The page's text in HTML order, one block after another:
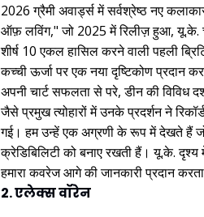
2026 ग्रैमी अवार्ड्स में सर्वश्रेष्ठ नए
ऑफ़ लविंग," जो 2025 में रिलीज़ हुआ, यू.के.
शीर्ष 10 एकल हासिल करने वाली पहली
कच्ची ऊर्जा पर एक नया दृष्टिकोण प्रदान
अपनी चार्ट सफलता से परे, डीन की विविध
जैसे प्रमुख त्योहारों में उनके प्रदर्शन ने
गई। हम उन्हें एक अग्रणी के रूप में देखते हैं जो
क्रेडिबिलिटी को बनाए रखती हैं। यू.के.
हमारा कवरेज आगे की जानकारी प्रदान
2. एलेक्स वॉरेन